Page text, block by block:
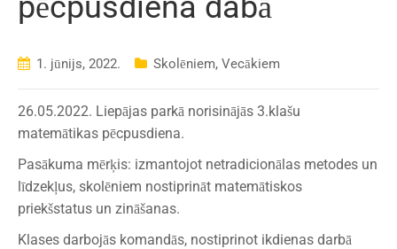
1. jūnijs, 2022. Skolēniem, Vecākiem
26.05.2022. Liepājas parkā norisinājās 3.klašu
matemātikas pēcpusdiena.
Pasākuma mērķis: izmantojot netradicionālas metodes un
līdzekļus, skolēniem nostiprināt matemātiskos
priekšstatus un zināšanas.
Klases darbojās komandās, nostiprinot ikdienas darbā